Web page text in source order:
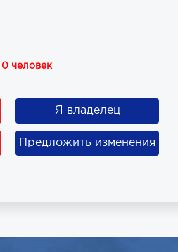
0 человек
Я владелец
Предложить изменения